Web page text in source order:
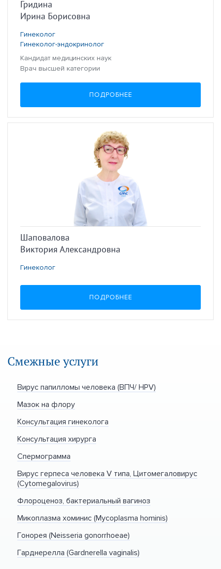
Гридина
Ирина Борисовна
Гинеколог
Гинеколог-эндокринолог
Кандидат медицинских наук
Врач высшей категории
ПОДРОБНЕЕ
Шаповалова
Виктория Александровна
Гинеколог
ПОДРОБНЕЕ
Смежные услуги
Вирус папилломы человека (ВПЧ/ HPV)
Мазок на флору
Консультация гинеколога
Консультация хирурга
Спермограмма
Вирус герпеса человека V типа, Цитомегаловирус
(Cytomegalovirus)
Флороценоз, бактериальный вагиноз
Микоплазма хоминис (Mycoplasma hominis)
Гонорея (Neisseria gonorrhoeae)
Гарднерелла (Gardnerella vaginalis)